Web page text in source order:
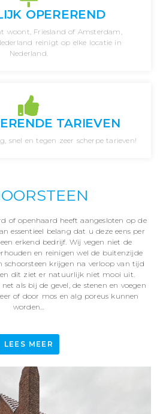
OPEREREND
woont, Friesland of Amsterdam,
reinigt op elke locatie in
Nederland.
TARIEVEN
snel en tegen zeer scherpe tarieven!
of openhaard heeft aangesloten op de
essentieel belang dat u deze eens per
erkend bedrijf. Wij vegen niet de
en reinigen wel de buitenzijde
schoorsteen krijgen na verloop van tijd
dit ziet er natuurlijk niet mooi uit.
als bij de gevel, de stenen en voegen
of door mos en alg poreus kunnen
worden…
LEES MEER